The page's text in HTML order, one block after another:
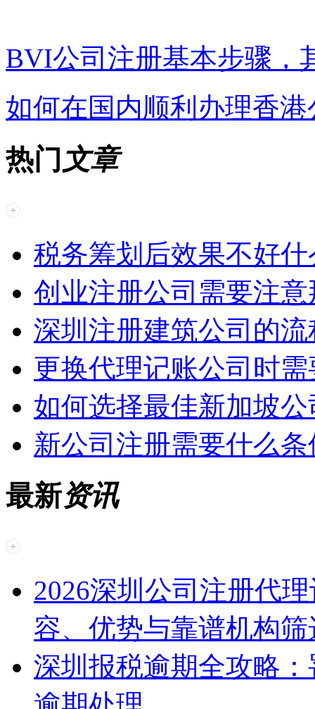
BVI公司注册基本步骤，
如何在国内顺利办理香
热门 文章
税务筹划后效果不好
创业注册公司需要注
深圳注册建筑公司的
更换代理记账公司时
如何选择最佳新加坡
新公司注册需要什么
最新资讯
2026深圳公司注册代
容、优势与靠谱机构筛
深圳报税逾期全攻略